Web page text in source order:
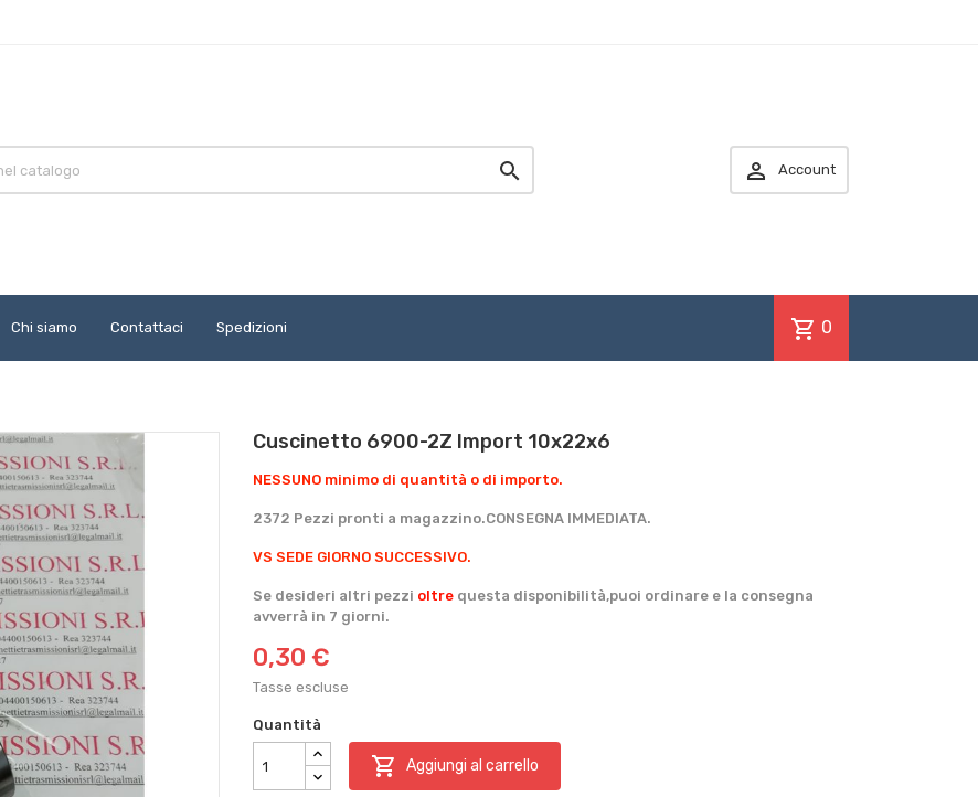
  Account
Chi siamo Contattaci Spedizioni shopping_cart 0
Cuscinetto 6900-2Z Import 10x22x6
NESSUNO minimo di quantità o di importo.
2372 Pezzi pronti a magazzino.CONSEGNA IMMEDIATA.
VS SEDE GIORNO SUCCESSIVO.
Se desideri altri pezzi oltre questa disponibilità,puoi ordinare e la consegna
avverrà in 7 giorni.
0,30 €
Tasse escluse
Quantità
 Aggiungi al carrello